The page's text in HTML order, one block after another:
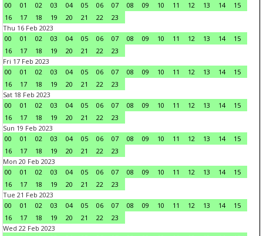
00
01 02 03 04 05 06 07 08 09 10 11 12 13 14
15
16
17 18 19 20 21 22
23
Thu 16 Feb 2023
00
01 02 03 04 05 06 07 08 09 10 11 12 13 14
15
16
17 18 19 20 21 22
23
Fri 17 Feb 2023
00
01 02 03 04 05 06 07 08 09 10 11 12 13 14
15
16
17 18 19 20 21 22
23
Sat 18 Feb 2023
00
01 02 03 04 05 06 07 08 09 10 11 12 13 14
15
16
17 18 19 20 21 22
23
Sun 19 Feb 2023
00
01 02 03 04 05 06 07 08 09 10 11 12 13 14
15
16
17 18 19 20 21 22
23
Mon 20 Feb 2023
00
01 02 03 04 05 06 07 08 09 10 11 12 13 14
15
16
17 18 19 20 21 22
23
Tue 21 Feb 2023
00
01 02 03 04 05 06 07 08 09 10 11 12 13 14
15
16
17 18 19 20 21 22
23
Wed 22 Feb 2023